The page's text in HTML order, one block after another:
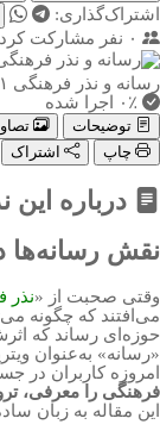
اشتراک‌گذاری:
۰ نفر مشارکت
رسانه و نذر فرهنگی ۱ / ۱
۰٪ اجرا شده
توضیحات
چاپ
اشتراک
درباره این
نقش رسانه‌ها
وقتی صحبت از «نذر
می‌افتند که چگونه
حوزه‌ای رساند که
«رسانه» به‌عنوان
امروزه کاربران در
فرهنگی را معرفی،
این مقاله به زبان